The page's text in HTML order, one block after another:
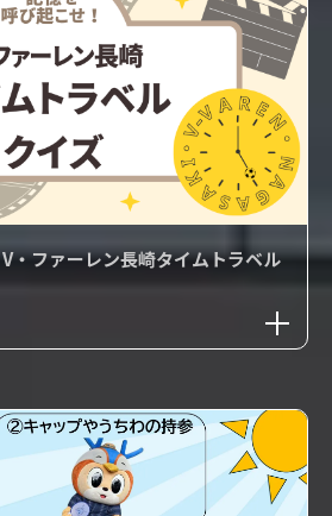
・ファーレン長崎タイムトラベル